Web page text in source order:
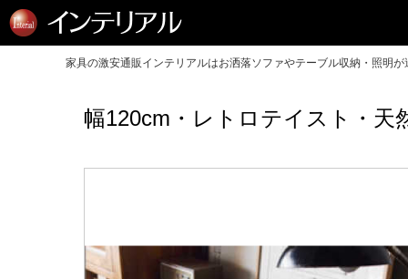
家具の激安通販インテリアルはお洒落ソファやテーブル収納・照明が
幅120cm・レトロテイスト・天